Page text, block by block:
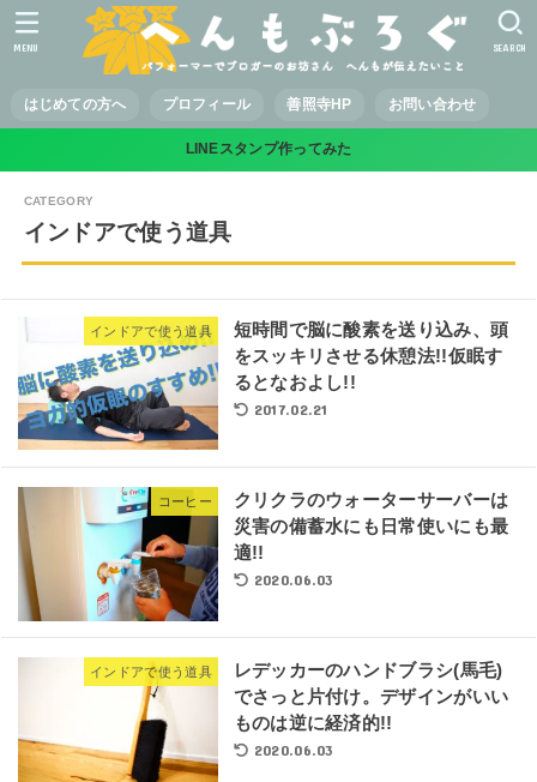
はじめての方へ プロフィール 善照寺HP お問い合わせ
SEARCH
MENU
LINEスタンプ作ってみた
インドアで使う道具
インドアで使う道具
短時間で脳に酸素を送り込み、頭
をスッキリさせる休憩法!!仮眠す
るとなおよし!!
2017.02.21
コーヒー
クリクラのウォーターサーバーは
災害の備蓄水にも日常使いにも最
適!!
2020.06.03
インドアで使う道具
レデッカーのハンドブラシ(馬毛)
でさっと片付け。デザインがいい
ものは逆に経済的!!
2020.06.03